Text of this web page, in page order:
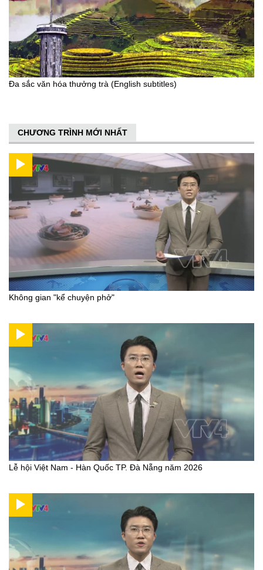
Đa sắc văn hóa thưởng trà (English subtitles)
CHƯƠNG TRÌNH MỚI NHẤT
Không gian "kể chuyện phở"
Lễ hội Việt Nam - Hàn Quốc TP. Đà Nẵng năm 2026